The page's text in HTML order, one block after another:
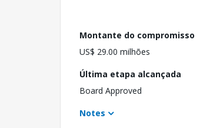
Montante do compromisso
US$ 29.00 milhões
Última etapa alcançada
Board Approved
Notes